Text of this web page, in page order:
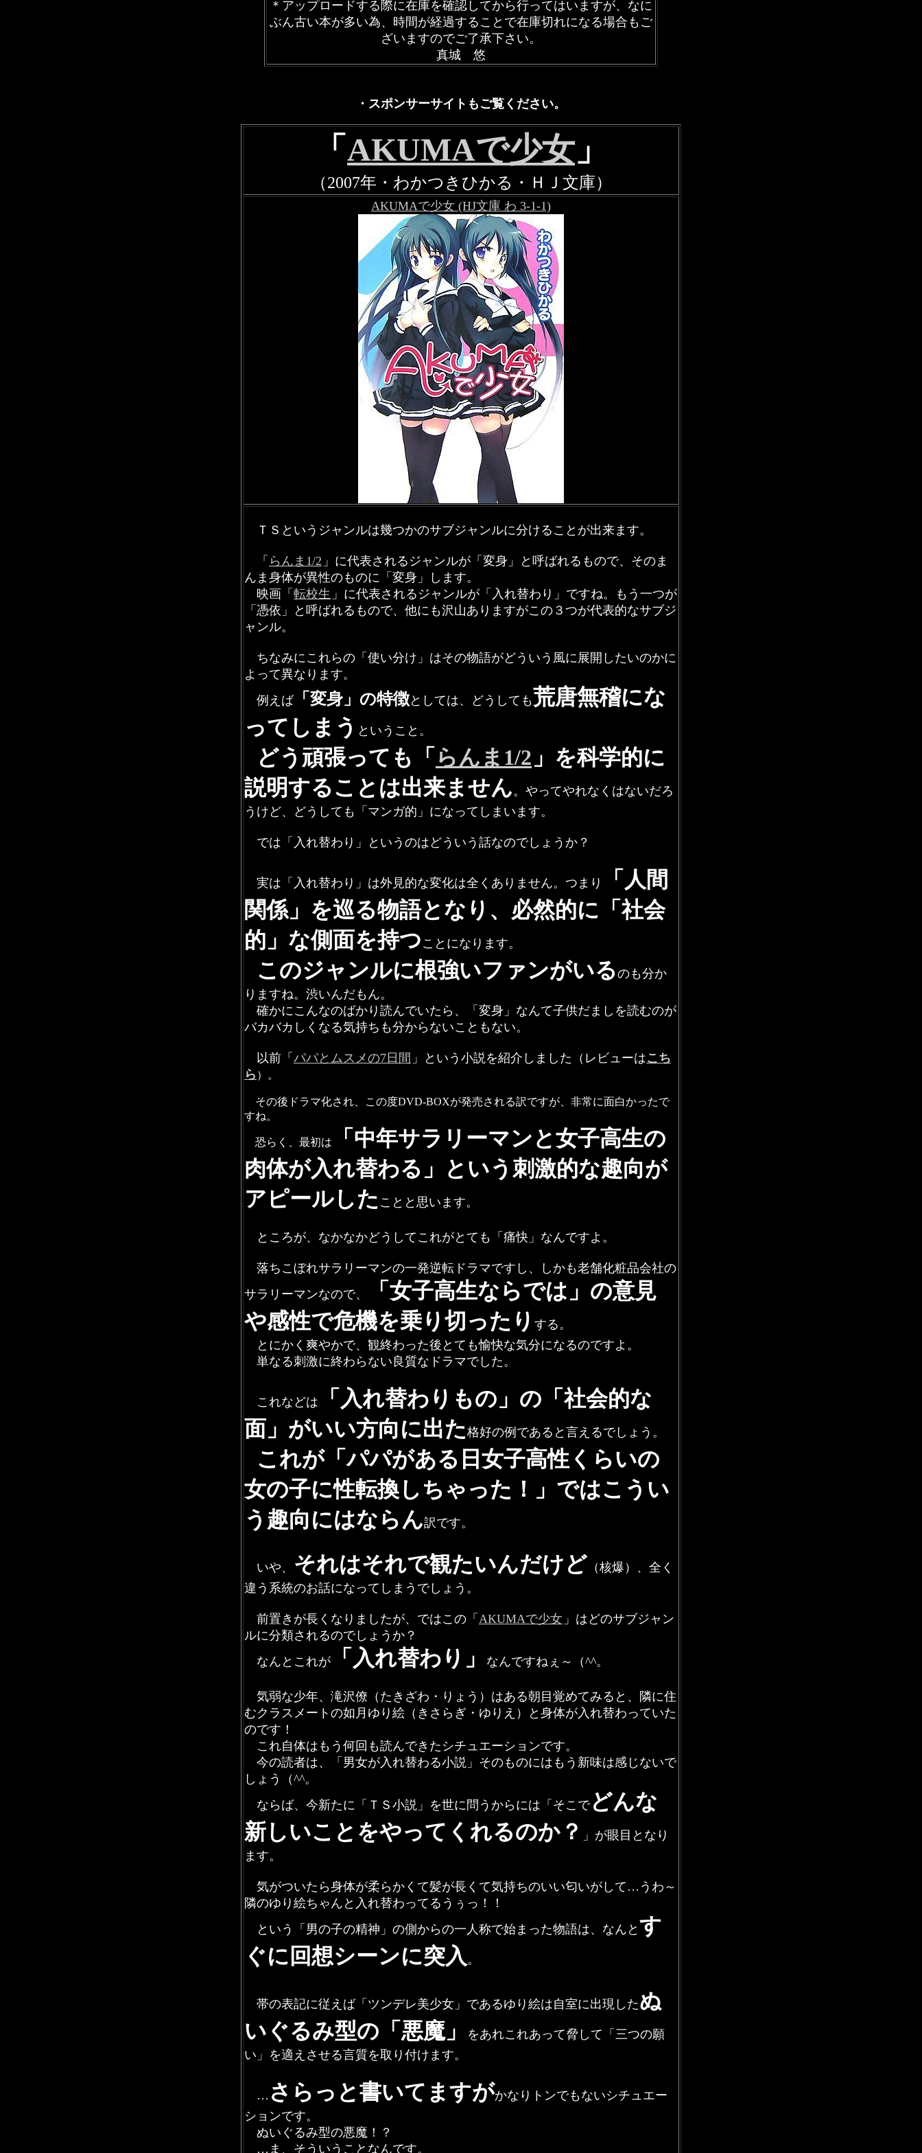
＊アップロードする際に在庫を確認してから行ってはいますが、なに
ぶん古い本が多い為、時間が経過することで在庫切れになる場合もご
ざいますのでご了承下さい。
真城 悠
・スポンサーサイトもご覧ください。
「 AKUMAで少女」
（2007年・わかつきひかる・ＨＪ文庫）
AKUMAで少女 (HJ文庫 わ 3-1-1)
ＴＳというジャンルは幾つかのサブジャンルに分けることが出来ます。
「 らんま1/2 」に代表されるジャンルが「変身」と呼ばれるもので、そのま
んま身体が異性のものに「変身」します。
映画「 転校生 」に代表されるジャンルが「入れ替わり」ですね。もう一つが
「憑依」と呼ばれるもので、他にも沢山ありますがこの３つが代表的なサブジ
ャンル。
ちなみにこれらの「使い分け」はその物語がどういう風に展開したいのかに
よって異なります。
例えば「変身」の特徴としては、どうしても荒唐無稽にな
ってしまう ということ。
どう頑張っても「 らんま1/2 」を科学的に
説明することは出来ません。やってやれなくはないだろ
うけど、どうしても「マンガ的」になってしまいます。
では「入れ替わり」というのはどういう話なのでしょうか？
実は「入れ替わり」は外見的な変化は全くありません。つまり
「人間
関係」を巡る物語となり、必然的に「社会
的」な側面を持つ ことになります。
このジャンルに根強いファンがいる のも分か
りますね。渋いんだもん。
確かにこんなのばかり読んでいたら、「変身」なんて子供だましを読むのが
バカバカしくなる気持ちも分からないこともない。
以前「 パパとムスメの7日間 」という小説を紹介しました（レビューはこち
ら ）。
その後ドラマ化され、この度DVD-BOXが発売される訳ですが、非常に面白かったで
すね。
恐らく、最初は
「中年サラリーマンと女子高生の
肉体が入れ替わる」という刺激的な趣向が
アピールした ことと思います。
ところが、なかなかどうしてこれがとても「痛快」なんですよ。
落ちこぼれサラリーマンの一発逆転ドラマですし、しかも老舗化粧品会社の
サラリーマンなので、
「女子高生ならでは」の意見
や感性で危機を乗り切ったり する。
とにかく爽やかで、観終わった後とても愉快な気分になるのですよ。
単なる刺激に終わらない良質なドラマでした。
これなどは
「入れ替わりもの」の「社会的な
面」がいい方向に出た 格好の例であると言えるでしょう。
これが「パパがある日女子高性くらいの
女の子に性転換しちゃった！」ではこうい
う趣向にはならん訳です。
いや、 それはそれで観たいんだけど （核爆）、全く
違う系統のお話になってしまうでしょう。
前置きが長くなりましたが、ではこの「 AKUMAで少女 」はどのサブジャン
ルに分類されるのでしょうか？
なんとこれが
「入れ替わり」 なんですねぇ～（^^。
気弱な少年、滝沢僚（たきざわ・りょう）はある朝目覚めてみると、隣に住
むクラスメートの如月ゆり絵（きさらぎ・ゆりえ）と身体が入れ替わっていた
のです！
これ自体はもう何回も読んできたシチュエーションです。
今の読者は、「男女が入れ替わる小説」そのものにはもう新味は感じないで
しょう（^^。
ならば、今新たに「ＴＳ小説」を世に問うからには「そこでどんな
新しいことをやってくれるのか？
」が眼目となり
ます。
気がついたら身体が柔らかくて髪が長くて気持ちのいい匂いがして…うわ～
隣のゆり絵ちゃんと入れ替わってるうぅっ！！
という「男の子の精神」の側からの一人称で始まった物語は、なんと す
ぐに回想シーンに突入 。
帯の表記に従えば「ツンデレ美少女」であるゆり絵は自室に出現したぬ
いぐるみ型の「悪魔」
をあれこれあって脅して「三つの願
い」を適えさせる言質を取り付けます。
… さらっと書いてますがかなりトンでもないシチュエー
ションです。
ぬいぐるみ型の悪魔！？
…ま、そういうことなんです。